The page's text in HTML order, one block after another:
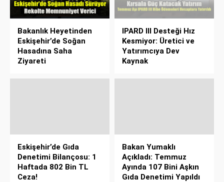
Bakanlık Heyetinden
Eskişehir’de Soğan
Hasadına Saha
Ziyareti
IPARD III Desteği Hız
Kesmiyor: Üretici ve
Yatırımcıya Dev
Kaynak
Eskişehir’de Gıda
Denetimi Bilançosu: 1
Haftada 802 Bin TL
Ceza!
Bakan Yumaklı
Açıkladı: Temmuz
Ayında 107 Bini Aşkın
Gıda Denetimi Yapıldı